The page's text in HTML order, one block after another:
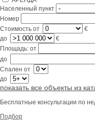
Населенный пункт
Номер
Стоимость от
€
до
€
Площадь: от
до
Спален от
до
показать все объекты из
Бесплатные консультации по
Подбор